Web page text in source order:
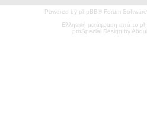
Powered by phpBB® Forum
Ελληνική μετάφραση από το
proSpecial Design by